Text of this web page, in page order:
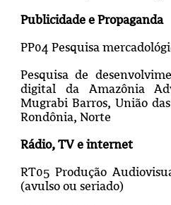
Publicidade e Propaganda
PP04 Pesquisa
Pesquisa de
digital da Amazônia
Mugrabi Barros, União
Rondônia, Norte
Rádio, TV e internet
RT05 Produção
(avulso ou seriado)